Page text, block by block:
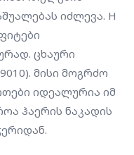
იძლევა. H
ცხაური
მისი მოგრძო
იდეალურია იმ
ჰაერის ნაკადის